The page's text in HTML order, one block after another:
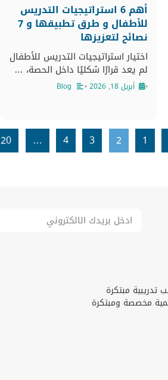
أهم 6 استراتيجيات التدريس
للأطفال و طرق تطبيقها و 7
نصائح لتعزيزها
اختيار استراتيجيات التدريس للأطفال
لم يعد قرارًا شكليًا داخل الحصة، …
• أبريل 18, 2026 •
Blog
1
2
3
4
…
20
مبتكرة
مخصصة ومبتكرة